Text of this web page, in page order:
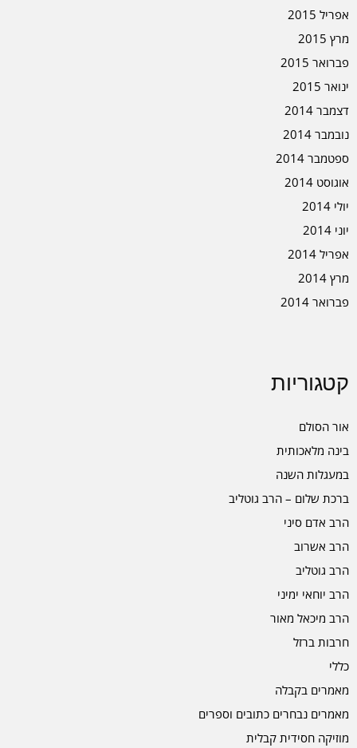
אפריל 2015
מרץ 2015
פברואר 2015
ינואר 2015
דצמבר 2014
נובמבר 2014
ספטמבר 2014
אוגוסט 2014
יולי 2014
יוני 2014
אפריל 2014
מרץ 2014
פברואר 2014
קטגוריות
אור הסולם
בינה מלאכותית
במעגלות השנה
ברכת שלום – הרב גוטליב
הרב אדם סיני
הרב אשרוב
הרב גוטליב
הרב יוחאי ימיני
הרב מיכאל מאור
חרבות ברזל
כללי
מאמרים בקבלה
מאמרים נבחרים כתובים וספרים
מוזיקה חסידית קבלית